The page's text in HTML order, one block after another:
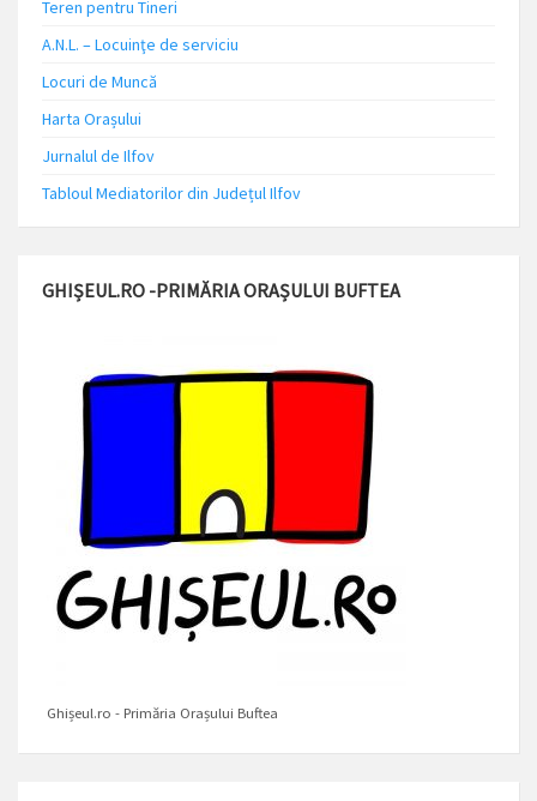
Teren pentru Tineri
A.N.L. – Locuinţe de serviciu
Locuri de Muncă
Harta Orașului
Jurnalul de Ilfov
Tabloul Mediatorilor din Județul Ilfov
GHIȘEUL.RO -PRIMĂRIA ORAȘULUI BUFTEA
Ghișeul.ro - Primăria Orașului Buftea